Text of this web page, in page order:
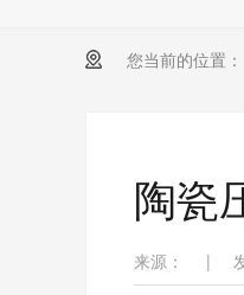
您当前的位置：
陶瓷
来源： |